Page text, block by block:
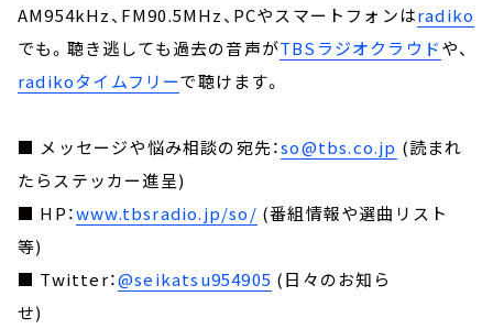
AM954kHz、FM90.5MHz、PCやスマートフォンはradiko
でも。聴き逃しても過去の音声がTBSラジオクラウドや、
radikoタイムフリーで聴けます。
■ メッセージや悩み相談の宛先：so@tbs.co.jp (読まれ
たらステッカー進呈)
■ HP：www.tbsradio.jp/so/ (番組情報や選曲リスト
等)
■ Twitter：@seikatsu954905 (日々のお知ら
せ)